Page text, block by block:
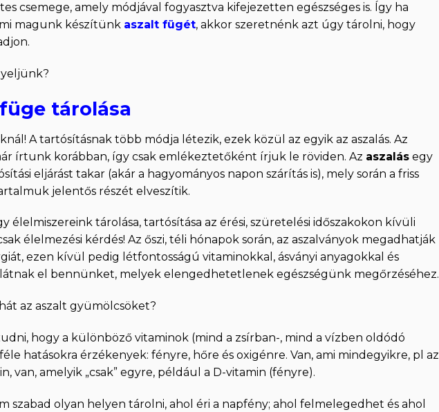
csemege, amely módjával fogyasztva kifejezetten egészséges is. Így ha
magunk készítünk aszalt fügét, akkor szeretnénk azt úgy tárolni, hogy
tárolása
A tartósításnak több módja létezik, ezek közül az egyik az aszalás. Az
írtunk korábban, így csak emlékeztetőként írjuk le röviden. Az aszalás egy
eljárást takar (akár a hagyományos napon szárítás is), mely során a friss
jelentős részét elveszítik.
élelmiszereink tárolása, tartósítása az érési, szüretelési időszakokon kívüli
élelmezési kérdés! Az őszi, téli hónapok során, az aszalványok megadhatják
ezen kívül pedig létfontosságú vitaminokkal, ásványi anyagokkal és
el bennünket, melyek elengedhetetlenek egészségünk megőrzéséhez.
az aszalt gyümölcsöket?
hogy a különböző vitaminok (mind a zsírban-, mind a vízben oldódó
hatásokra érzékenyek: fényre, hőre és oxigénre. Van, ami mindegyikre, pl az
van, amelyik „csak” egyre, például a D-vitamin (fényre).
szabad olyan helyen tárolni, ahol éri a napfény; ahol felmelegedhet és ahol